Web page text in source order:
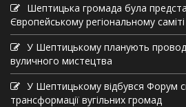
Шептицька громада була
Європейському регіональному
У Шептицькому планують
вуличного мистецтва
У Шептицькому відбувся Форум
трансформації вугільних громад